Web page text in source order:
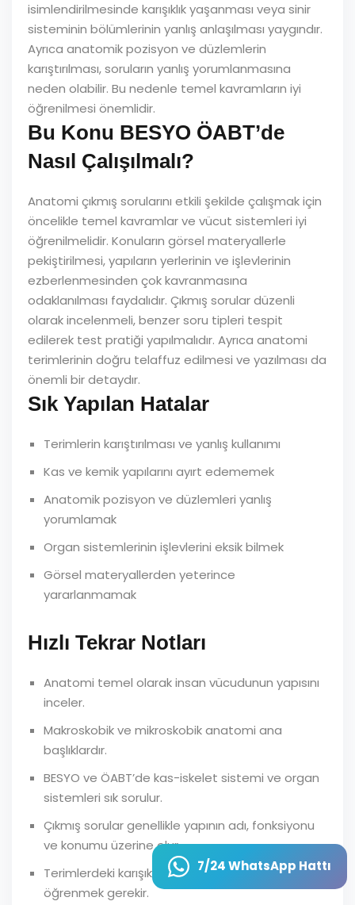
7/24 WhatsApp Hattı
isimlendirilmesinde karışıklık yaşanması veya sinir
sisteminin bölümlerinin yanlış anlaşılması yaygındır.
Ayrıca anatomik pozisyon ve düzlemlerin
karıştırılması, soruların yanlış yorumlanmasına
neden olabilir. Bu nedenle temel kavramların iyi
öğrenilmesi önemlidir.
Bu Konu BESYO ÖABT’de
Nasıl Çalışılmalı?
Anatomi çıkmış sorularını etkili şekilde çalışmak için
öncelikle temel kavramlar ve vücut sistemleri iyi
öğrenilmelidir. Konuların görsel materyallerle
pekiştirilmesi, yapıların yerlerinin ve işlevlerinin
ezberlenmesinden çok kavranmasına
odaklanılması faydalıdır. Çıkmış sorular düzenli
olarak incelenmeli, benzer soru tipleri tespit
edilerek test pratiği yapılmalıdır. Ayrıca anatomi
terimlerinin doğru telaffuz edilmesi ve yazılması da
önemli bir detaydır.
Sık Yapılan Hatalar
Terimlerin karıştırılması ve yanlış kullanımı
Kas ve kemik yapılarını ayırt edememek
Anatomik pozisyon ve düzlemleri yanlış
yorumlamak
Organ sistemlerinin işlevlerini eksik bilmek
Görsel materyallerden yeterince
yararlanmamak
Hızlı Tekrar Notları
Anatomi temel olarak insan vücudunun yapısını
inceler.
Makroskobik ve mikroskobik anatomi ana
başlıklardır.
BESYO ve ÖABT’de kas-iskelet sistemi ve organ
sistemleri sık sorulur.
Çıkmış sorular genellikle yapının adı, fonksiyonu
ve konumu üzerine olur.
Terimlerdeki karışıklıklardan kaçınmak için dikkatli
öğrenmek gerekir.